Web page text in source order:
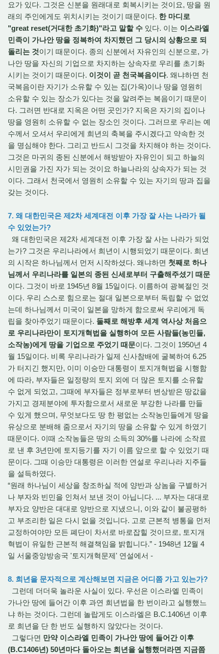
요가 있다. 그것은 신분을 원래대로 회복시키는 것이요, 땅을 원
래의 주인에게도 위치시키는 것이기 때문이다. 한 마디로
"great reset(거대한 초기화)"라고 말할 수 있다. 이는 이스라엘
민족이 가나안 땅을 정복하여 차지했던 그 당시의 상황으로 되
돌리는 것이기 때문이다. 종의 신분에서 자유인의 신분으로, 가
나안 땅을 자신의 기업으로 차지하는 상속자로 우리를 초기화
시키는 것이기 때문이다. 이것이 곧 천국복음이다. 왜냐하면 천
국복음이란 자기가 소유할 수 있는 집(가옥)이나 땅을 영원히
소유할 수 있는 장소가 있다는 것을 알려주는 복음이기 때문이
다. 그러면 반대로 지옥은 어떤 곳인가? 지옥은 자기의 집이나
땅을 영원히 소유할 수 없는 장소인 것이다. 그러므로 우리는 예
수께서 오셔서 우리에게 희년의 축복을 주시겠다고 약속한 것
을 명심해야 한다. 그리고 반드시 그것을 차지해야 하는 것이다.
그것은 마귀의 종된 신분에서 해방받아 자유인이 되고 하늘의
시민권을 가진 자가 되는 것이요 하늘나라의 상속자가 되는 것
이다. 그래서 천국에서 영원히 소유할 수 있는 자기의 땅과 집을
갖는 것이다.
7. 왜 대한민국은 제2차 세계대전 이후 가장 잘 사는 나라가 될
수 있었는가?
왜 대한민국은 제2차 세계대전 이후 가장 잘 사는 나라가 되었
는가? 그것은 우리나라에서 희년이 시행되었기 때문이다. 희년
의 시작은 하나님께서 먼저 시작하셨다. 왜냐하면 첫째로 하나
님께서 우리나라를 일본의 종된 신세로부터 구출해주셨기 때문
이다. 그것이 바로 1945년 8월 15일이다. 이름하여 광복절인 것
이다. 우리 스스로 힘으로는 절대 일본으로부터 독립할 수 없었
는데 하나님께서 미국이 일본을 망하게 함으로써 우리에게 독
립을 찾아주었기 때문이다. 둘째로 해방후 세계 역사상 처음으
로 우리나라만이 토지개혁법을 실행하여 모든 사람들(농민들,
소작농)에게 땅을 기업으로 주었기 때문이다. 그것이 1950년 4
월 15일이다. 비록 우리나라가 일제 신사참배에 굴복하여 6.25
가 터지긴 했지만, 이미 이승만 대통령이 토지개혁법을 시행함
에 따라, 부자들은 일정량의 토지 외에 더 많은 토지를 소유할
수 없게 되었고, 그때에 부자들은 정부로부터 변상받은 땅값을
가지고 경제분야에 투자함으로서 새로운 부강한 나라를 만들
수 있게 했으며, 무엇보다도 땅 한 평없는 소작농민들에게 땅을
유상으로 분배해 줌으로서 자기의 땅을 소유할 수 있게 하였기
때문이다. 이때 소작농들은 땅의 소득의 30%를 나라에 소작료
로 낸 후 3년만에 토지등기를 자기 이름 앞으로 할 수 있었기 때
문이다. 그때 이승만 대통령은 이러한 연설로 우리나라 지주들
을 설득하였다.
“원래 하나님이 세상을 창조하실 적에 양반과 상놈을 구별하거
나 부자와 빈민을 인쳐서 보낸 것이 아닙니다. ... 부자는 대대로
부자요 양반은 대대로 양반으로 지냈으니, 이와 같이 불공평하
고 부조리한 일은 다시 없을 것입니다. 고로 근본적 병통을 먼저
교정하여야만 모든 폐단이 차서로 바로잡힐 것이므로, 토지개
혁법이 유일한 근본적 해결책임을 밝힙니다.” - 1948년 12월 4
일 서울중앙방송국 '토지개혁문제' 연설에서 -
8. 희년을 문자적으로 계산해보면 지금은 어디쯤 가고 있는가?
그런데 더더욱 놀라운 사실이 있다. 우선은 이스라엘 민족이
가나안 땅에 들어간 이후 과연 희년법을 한 번이라고 실행했느
냐 하는 것이다. 그런데 놀랍게도 이스라엘은 B.C.1406년 이후
로 희년을 단 한 번도 실행하지 않았다는 것이다.
그렇다면 만약 이스라엘 민족이 가나안 땅에 들어간 이후
(B.C1406년) 50년마다 돌아오는 희년을 실행했더라면 지금쯤